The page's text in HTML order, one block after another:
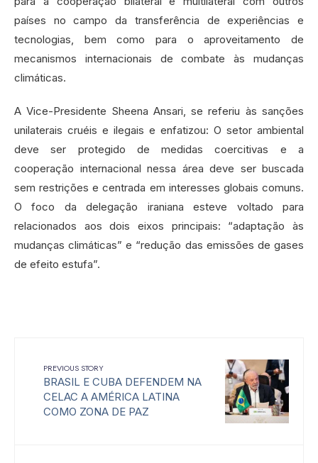
países no campo da transferência de experiências e
tecnologias, bem como para o aproveitamento de
mecanismos internacionais de combate às mudanças
climáticas.
A Vice-Presidente Sheena Ansari, se referiu às sanções
unilaterais cruéis e ilegais e enfatizou: O setor ambiental
deve ser protegido de medidas coercitivas e a
cooperação internacional nessa área deve ser buscada
sem restrições e centrada em interesses globais comuns.
O foco da delegação iraniana esteve voltado para
relacionados aos dois eixos principais: “adaptação às
mudanças climáticas” e “redução das emissões de gases
de efeito estufa”.
PREVIOUS STORY
BRASIL E CUBA DEFENDEM NA
CELAC A AMÉRICA LATINA
COMO ZONA DE PAZ